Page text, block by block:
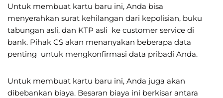
Untuk membuat kartu baru ini, Anda bisa
menyerahkan surat kehilangan dari kepolisian, buku
tabungan asli, dan KTP asli ke customer service di
bank. Pihak CS akan menanyakan beberapa data
penting untuk mengkonfirmasi data pribadi Anda.
Untuk membuat kartu baru ini, Anda juga akan
dibebankan biaya. Besaran biaya ini berkisar antara